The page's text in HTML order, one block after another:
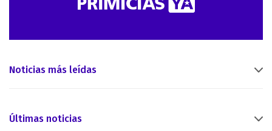
Noticias más leídas
Últimas noticias